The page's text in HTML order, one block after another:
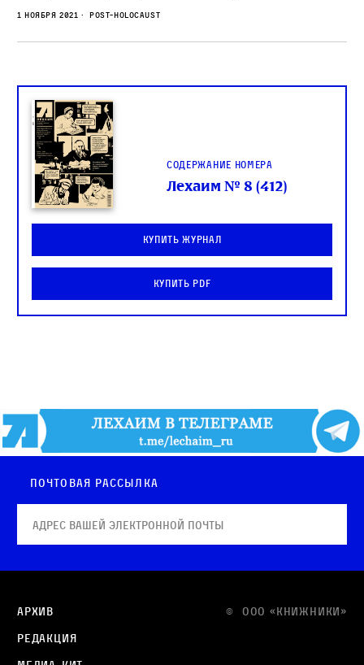
1 ноября 2021 Post-Holocaust
Содержание номера
Лехаим № 8 (412)
Купить журнал
Купить PDF
Почтовая рассылка
© OOO «КНИЖНИКИ»
Архив
Редакция